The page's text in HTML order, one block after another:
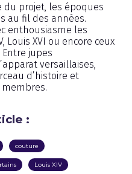
du projet, les époques
au fil des années.
enthousiasme les
Louis XVI ou encore ceux
jupes
versaillaises,
d’histoire et
:
couture
Louis XIV